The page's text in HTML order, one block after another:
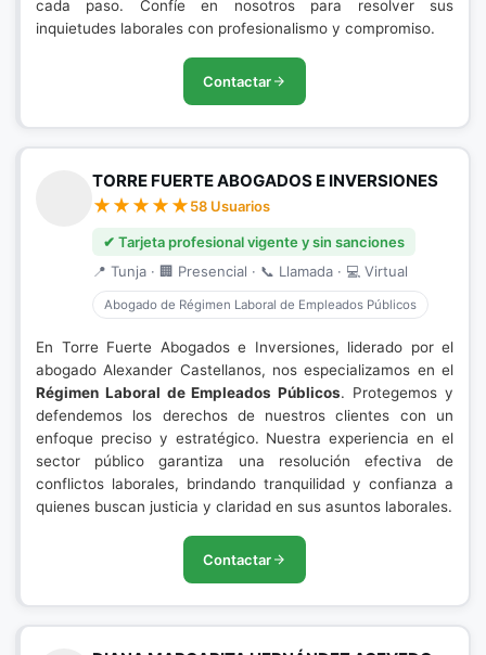
cada paso. Confíe en nosotros para resolver sus
inquietudes laborales con profesionalismo y compromiso.
Contactar
TORRE FUERTE ABOGADOS E INVERSIONES
58 Usuarios
✔ Tarjeta profesional vigente y sin sanciones
📍 Tunja · 🏢 Presencial · 📞 Llamada · 💻 Virtual
Abogado de Régimen Laboral de Empleados Públicos
En Torre Fuerte Abogados e Inversiones, liderado por el
abogado Alexander Castellanos, nos especializamos en el
Régimen Laboral de Empleados Públicos. Protegemos y
defendemos los derechos de nuestros clientes con un
enfoque preciso y estratégico. Nuestra experiencia en el
sector público garantiza una resolución efectiva de
conflictos laborales, brindando tranquilidad y confianza a
quienes buscan justicia y claridad en sus asuntos laborales.
Contactar